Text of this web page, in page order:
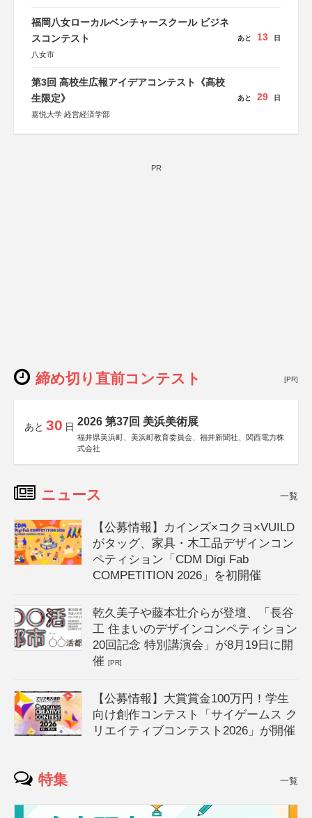
福岡八女ローカルベンチャースクール ビジネ
スコンテスト
八女市
あと 13 日
第3回 高校生広報アイデアコンテスト《高校
生限定》
嘉悦大学 経営経済学部
あと 29 日
PR
締め切り直前コンテスト [PR]
あと 30 日 2026 第37回 美浜美術展
福井県美浜町、美浜町教育委員会、福井新聞社、関西電力株
式会社
ニュース 一覧
【公募情報】カインズ×コクヨ×VUILD
がタッグ、家具・木工品デザインコン
ペティション「CDM Digi Fab
COMPETITION 2026」を初開催
乾久美子や藤本壮介らが登壇、「長谷
工 住まいのデザインコンペティション
20回記念 特別講演会」が8月19日に開
催[PR]
【公募情報】大賞賞金100万円！学生
向け創作コンテスト「サイゲームス ク
リエイティブコンテスト2026」が開催
特集 一覧